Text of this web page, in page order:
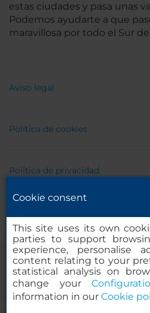
estas ciudades y pasa unas
Podemos ayudarte a que
maravillosa por todo el Sur
Aviso legal
Política de cookies
Política de privacidad
Cookie consent
This site uses its own
parties to support
experience, personalise
content relating to your
statistical analysis on
change your
information in our Cookie